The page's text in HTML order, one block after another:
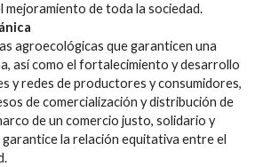
mejoramiento de toda la sociedad.
agroecológicas que garanticen una
así como el fortalecimiento y desarrollo
y redes de productores y consumidores,
de comercialización y distribución de
de un comercio justo, solidario y
la relación equitativa entre el